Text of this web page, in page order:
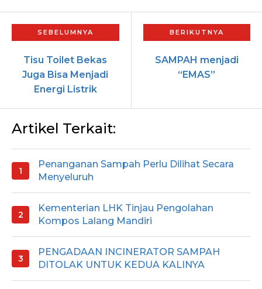
Tisu Toilet Bekas
Juga Bisa Menjadi
Energi Listrik
SAMPAH menjadi
“EMAS”
Artikel Terkait:
Penanganan Sampah Perlu Dilihat Secara
Menyeluruh
Kementerian LHK Tinjau Pengolahan
Kompos Lalang Mandiri
PENGADAAN INCINERATOR SAMPAH
DITOLAK UNTUK KEDUA KALINYA